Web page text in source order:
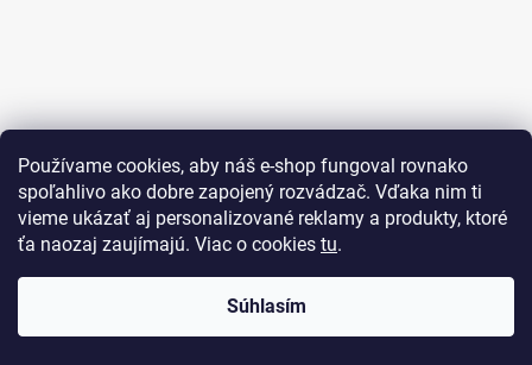
Používame cookies, aby náš e-shop fungoval rovnako
spoľahlivo ako dobre zapojený rozvádzač. Vďaka nim ti
vieme ukázať aj personalizované reklamy a produkty, ktoré
ťa naozaj zaujímajú. Viac o cookies tu.
Súhlasím
Copyright 2026ElektroAntoš. Všetky práva vyhradené.
Upraviť nastavenie cookies